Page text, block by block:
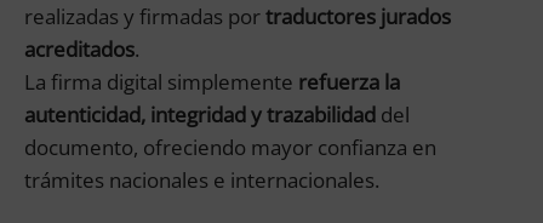
realizadas y firmadas portraductores jurados
acreditados.
La firma digital simplemente refuerza la
autenticidad, integridad y trazabilidad del
documento, ofreciendo mayor confianza en
trámites nacionales e internacionales.